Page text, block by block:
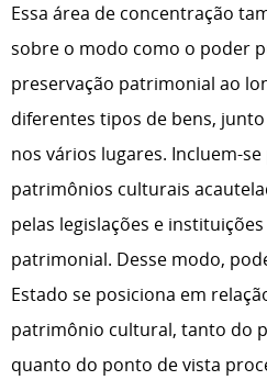
Essa área de concentração
sobre o modo como o poder
preservação patrimonial ao
diferentes tipos de bens,
nos vários lugares. Incluem-
patrimônios culturais
pelas legislações e
patrimonial. Desse modo,
Estado se posiciona em
patrimônio cultural, tanto do
quanto do ponto de vista